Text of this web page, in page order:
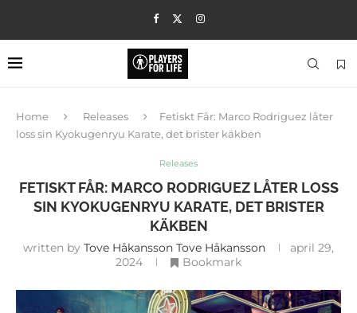
Home Releases
Fetiskt Får: Marco Rodriguez låter
loss sin Kyokugenryu Karate, det brister käkben
Releases
FETISKT FÅR: MARCO RODRIGUEZ LÅTER LOSS
SIN KYOKUGENRYU KARATE, DET BRISTER
KÄKBEN
written by Tove Håkansson Tove Håkansson
april 29,
2024
Bookmark